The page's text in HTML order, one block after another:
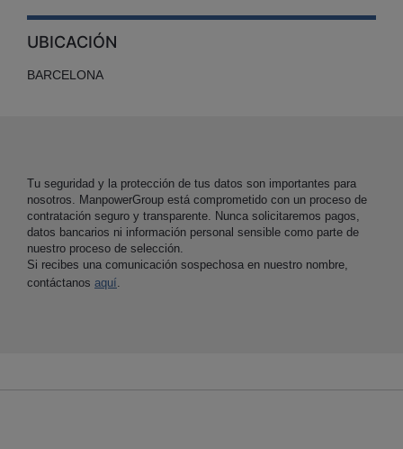
UBICACIÓN
BARCELONA
Tu seguridad y la protección de tus datos son importantes para
nosotros. ManpowerGroup está comprometido con un proceso de
contratación seguro y transparente. Nunca solicitaremos pagos,
datos bancarios ni información personal sensible como parte de
nuestro proceso de selección.
Si recibes una comunicación sospechosa en nuestro nombre,
contáctanos aquí.